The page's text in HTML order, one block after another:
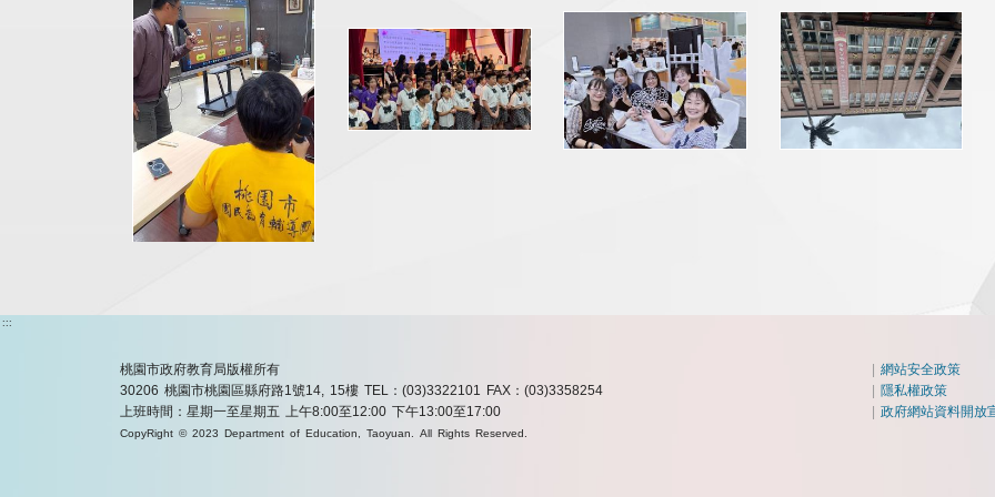
:::
桃園市政府教育局版權所有
30206 桃園市桃園區縣府路1號14, 15樓 TEL：(03)3322101 FAX：(03)3358254
上班時間：星期一至星期五 上午8:00至12:00 下午13:00至17:00
CopyRight © 2023 Department of Education, Taoyuan. All Rights Reserved.
|網站安全政策
|隱私權政策
|政府網站資料開放